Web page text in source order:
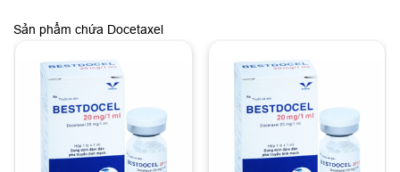
Sản phẩm chứa Docetaxel